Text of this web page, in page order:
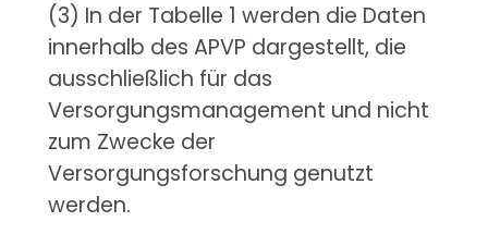
(3) In der Tabelle 1 werden die Daten
innerhalb des APVP dargestellt, die
ausschließlich für das
Versorgungsmanagement und nicht
zum Zwecke der
Versorgungsforschung genutzt
werden.